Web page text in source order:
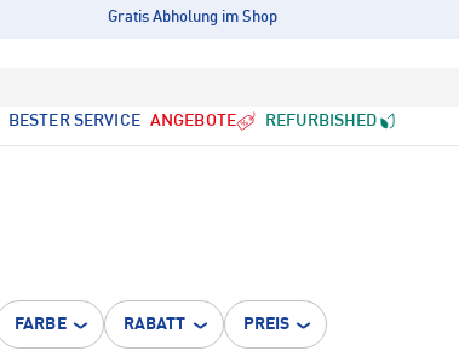
Gratis Abholung im Shop
BESTER SERVICE ANGEBOTE REFURBISHED
FARBE RABATT PREIS